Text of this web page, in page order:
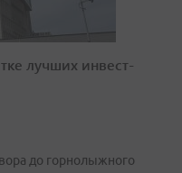
лучших инвест-
до горнолыжного